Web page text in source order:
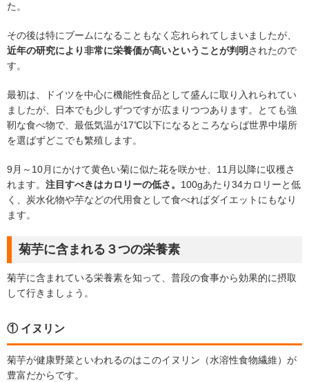
た。
その後は特にブームになることもなく忘れられてしまいましたが、
近年の研究により非常に栄養価が高いということが判明されたので
す。
最初は、ドイツを中心に機能性食品として盛んに取り入れられてい
ましたが、日本でも少しずつですが広まりつつあります。とても強
靭な食べ物で、最低気温が17℃以下になるところならば世界中場所
を選ばずどこでも繁殖します。
9月～10月にかけて黄色い菊に似た花を咲かせ、11月以降に収穫さ
れます。 注目すべきはカロリーの低さ。 100gあたり34カロリーと低
く、炭水化物や芋などの代用食として食べればダイエットにもなり
ます。
菊芋に含まれる３つの栄養素
菊芋に含まれている栄養素を知って、普段の食事から効果的に摂取
して行きましょう。
① イヌリン
菊芋が健康野菜といわれるのはこのイヌリン（水溶性食物繊維）が
豊富だからです。